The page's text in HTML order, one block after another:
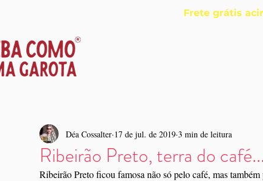
Frete grátis
Ribeirão Preto, terra do
Déa Cossalter 17 de jul. de 2019 3 min de leitura
Ribeirão Preto ficou famosa não só pelo café, mas